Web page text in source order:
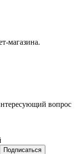
магазина.
вопрос
Подписаться